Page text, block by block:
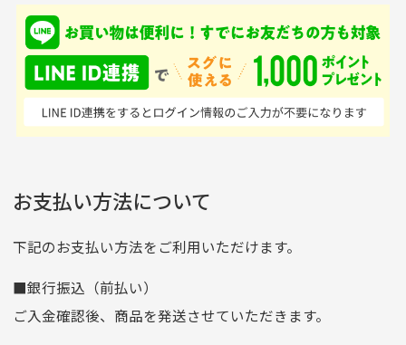
て、ここまでゴルフブラ
ンドの取り扱いがあるの
はすごい。 毎日たくさ
んの商品がアップされて
いるので新作チェックす
品ですが綺麗に梱包され
ており商品を大切にして
いる感が伝わってきまし
た 「フロント部分に汚
れあり」と記載ありまし
[…]
入金確認後商品発送となります。
※土曜、日曜、祝日は入金確認及び発送業務は致しておりま
せん。
尚、お振込み手数料はお客様ご負担となります。入金確認後
商品発送となります。
ご注文頂いてから7日以内をお振込み期限とさせ
りますのでご了承くださいませ。
支店名
和歌山支店
口座種別
普通
口座番号
0255557
申し込まれた商品と届いた商品が異なっている場合
商品説明に記載されていない汚れやダメージがある商品
の場合
お支払い方法について
下記のお支払い方法をご利用いただけます。
■銀行振込（前払い）
ご入金確認後、商品を発送させていただきます。